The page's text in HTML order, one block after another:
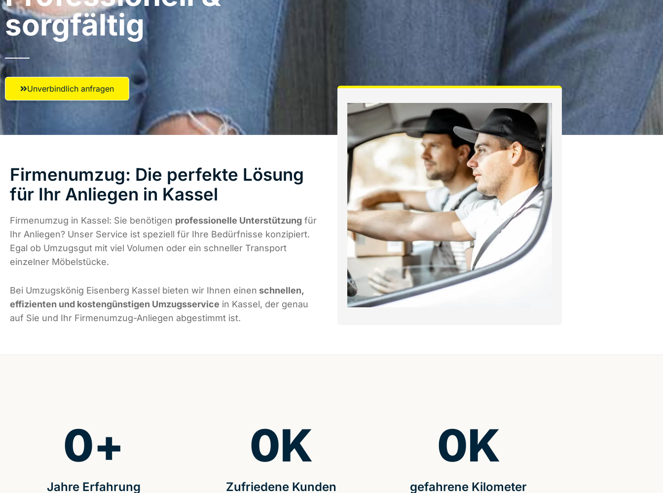
sorgfältig
Unverbindlich anfragen
Firmenumzug: Die perfekte Lösung
für Ihr Anliegen in Kassel
Firmenumzug in Kassel: Sie benötigen professionelle Unterstützung für
Ihr Anliegen? Unser Service ist speziell für Ihre Bedürfnisse konzipiert.
Egal ob Umzugsgut mit viel Volumen oder ein schneller Transport
einzelner Möbelstücke.
Bei Umzugskönig Eisenberg Kassel bieten wir Ihnen einen schnellen,
effizienten und kostengünstigen Umzugsservice in Kassel, der genau
auf Sie und Ihr Firmenumzug-Anliegen abgestimmt ist.
Jahre Erfahrung
0+
Zufriedene Kunden
0K
gefahrene Kilometer
0K